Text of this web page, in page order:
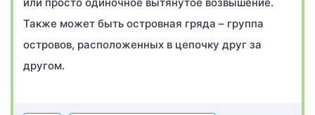
Также может быть островная гряда – группа
островов, расположенных в цепочку друг за
другом.